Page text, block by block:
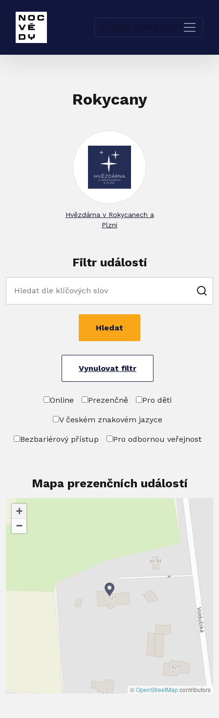
Rokycany
Hvězdárna v Rokycanech a
Plzni
Filtr událostí
Hledat
Vynulovat filtr
Online Prezenčně Pro děti
V českém znakovém jazyce
Bezbariérový přístup Pro odbornou veřejnost
Mapa prezenčních událostí
+
−
©OpenStreetMapcontributors